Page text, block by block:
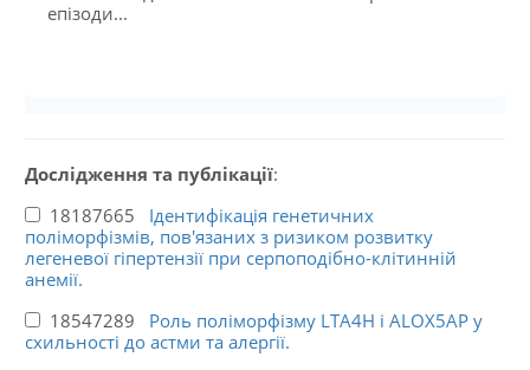
епізоди...
Дослідження та публікації:
18187665 Ідентифікація генетичних
поліморфізмів, пов'язаних з ризиком розвитку
легеневої гіпертензії при серпоподібно-клітинній
анемії.
18547289 Роль поліморфізму LTA4H і ALOX5AP у
схильності до астми та алергії.